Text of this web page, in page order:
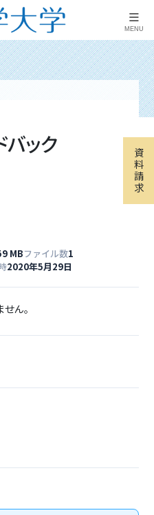
≡
MENU
資
料
請
求
バック
MBファイル数1
2020年5月29日
ん。